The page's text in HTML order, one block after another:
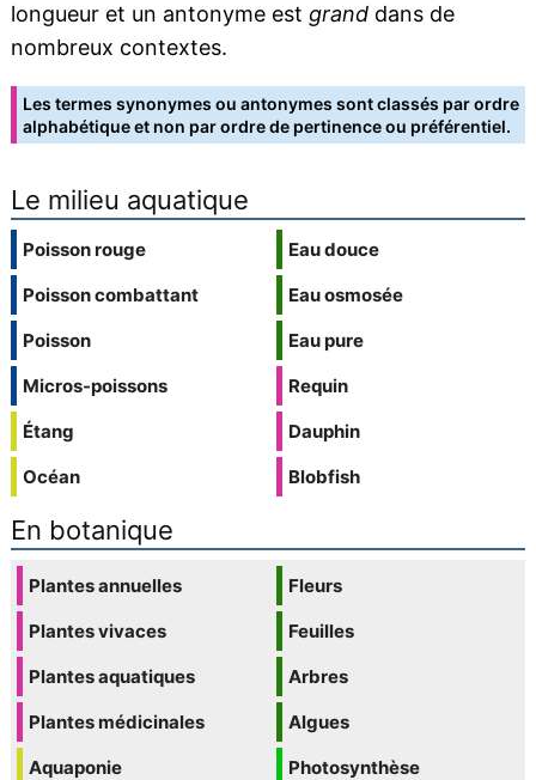
longueur et un antonyme est granddans de
nombreux contextes.
Les termes synonymes ou antonymes sont classés par ordre
alphabétique et non par ordre de pertinence ou préférentiel.
Le milieu aquatique
Poisson rouge
Poisson combattant
Poisson
Micros-poissons
Étang
Océan
Eau douce
Eau osmosée
Eau pure
Requin
Dauphin
Blobfish
En botanique
Plantes annuelles
Plantes vivaces
Plantes aquatiques
Plantes médicinales
Aquaponie
Fleurs
Feuilles
Arbres
Algues
Photosynthèse